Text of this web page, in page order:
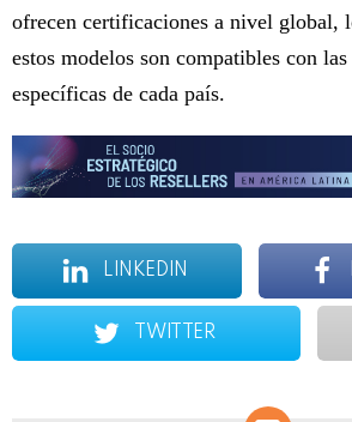
ofrecen certificaciones a nivel global,
estos modelos son compatibles con
específicas de cada país.
LINKEDIN
TWITTER